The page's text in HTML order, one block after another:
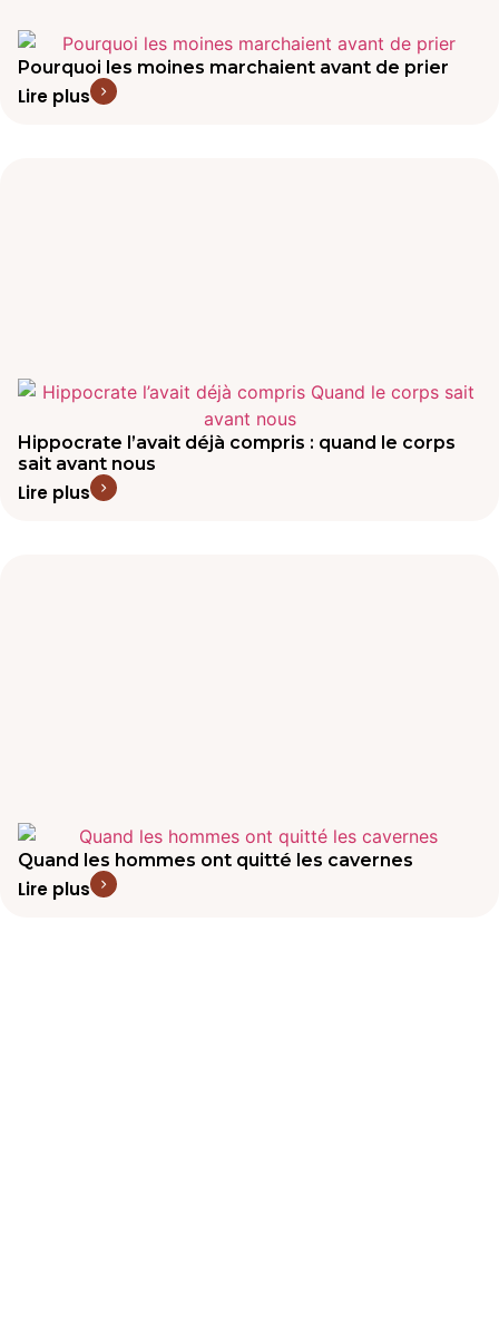
Pourquoi les moines marchaient avant de prier
Lire plus
Hippocrate l’avait déjà compris : quand le corps
sait avant nous
Lire plus
Quand les hommes ont quitté les cavernes
Lire plus